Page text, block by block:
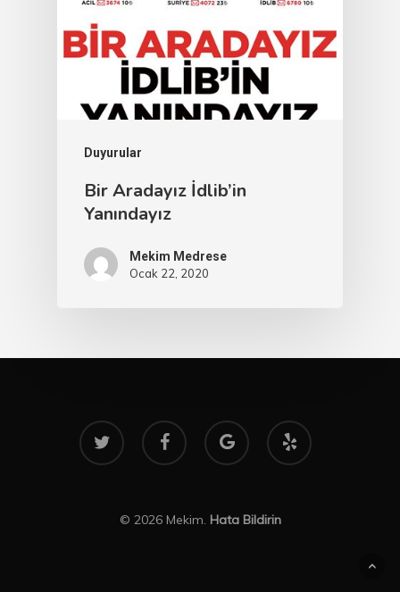
Duyurular
Bir Aradayız İdlib’in
Yanındayız
Mekim Medrese
Ocak 22, 2020
twitter facebook
google-
plus
yelp
© 2026 Mekim. Hata Bildirin